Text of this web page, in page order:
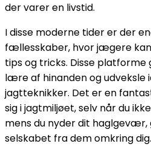
der varer en livstid.
I disse moderne tider er der
fællesskaber, hvor jægere
tips og tricks. Disse platforme
lære af hinanden og udveksle
jagtteknikker. Det er en
sig i jagtmiljøet, selv når du
mens du nyder dit haglgevær,
selskabet fra dem omkring dig.